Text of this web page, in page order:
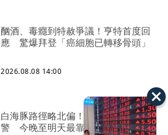
酗酒、毒癮到特赦爭議！亨特首度回
應 驚爆拜登「癌細胞已轉移骨頭」
2026.08.08 14:00
白海豚路徑略北偏！氣象署發巨浪告
警 今晚至明天最靠近、防劇烈降雨